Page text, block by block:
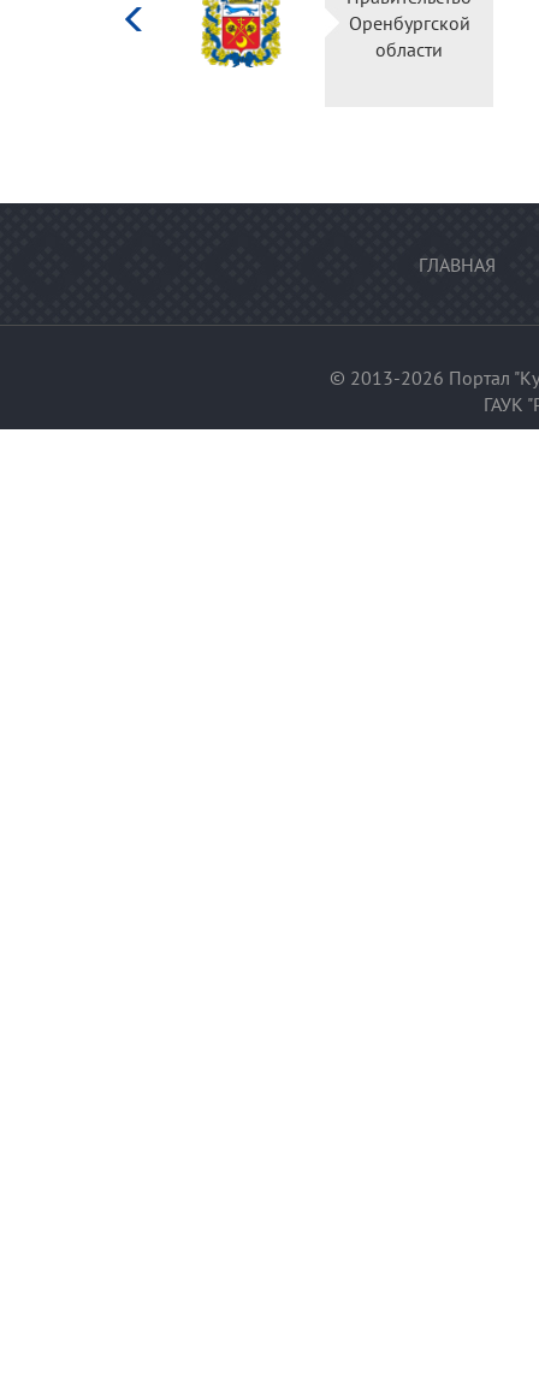
Оренбургской
области
ГЛАВНАЯ
© 2013-2026 Портал
ГАУК